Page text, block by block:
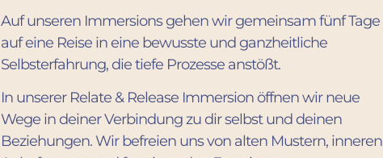
Auf unseren Immersions gehen wir gemeinsam fünf Tage
auf eine Reise in eine bewusste und ganzheitliche
Selbsterfahrung, die tiefe Prozesse anstößt.
In unserer Relate & Release Immersion öffnen wir neue
Wege in deiner Verbindung zu dir selbst und deinen
Beziehungen. Wir befreien uns von alten Mustern, inneren